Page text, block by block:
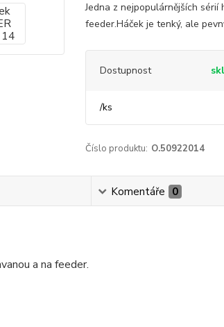
Jedna z nejpopulárnějších
feeder.Háček je tenký, ale
Dostupnost
/ks
Číslo produktu: O.50922014
Komentáře 0
a na feeder.